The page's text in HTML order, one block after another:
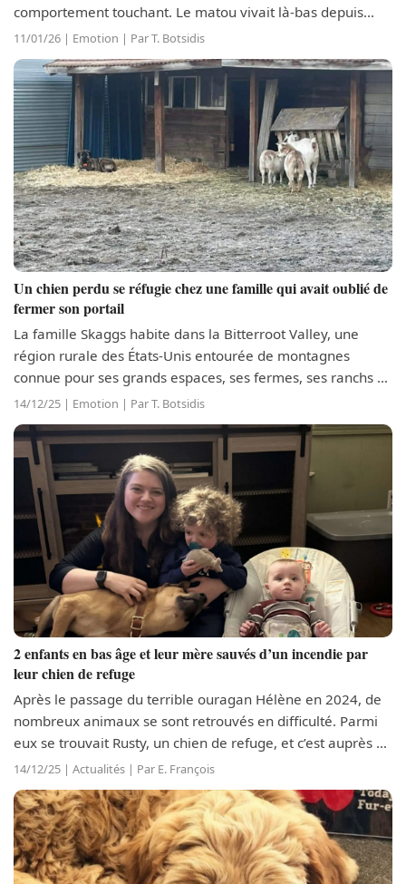
comportement touchant. Le matou vivait là-bas depuis
presque 6 mois et suivait les passants, allant même jusqu’à
l’entrée des immeubles. Finalement,...
11/01/26 | Emotion | Par T. Botsidis
Un chien perdu se réfugie chez une famille qui avait oublié de
fermer son portail
La famille Skaggs habite dans la Bitterroot Valley, une
région rurale des États-Unis entourée de montagnes
connue pour ses grands espaces, ses fermes, ses ranchs et
sa nature sauvage. Cette famille élève de nombreux
animaux, notamment des...
14/12/25 | Emotion | Par T. Botsidis
2 enfants en bas âge et leur mère sauvés d’un incendie par
leur chien de refuge
Après le passage du terrible ouragan Hélène en 2024, de
nombreux animaux se sont retrouvés en difficulté. Parmi
eux se trouvait Rusty, un chien de refuge, et c’est auprès de
la famille de Gabby Bannon qu’il a pu prendre un autre
départ quand elle...
14/12/25 | Actualités | Par E. François